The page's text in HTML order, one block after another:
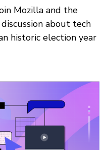
Mozilla and the
about tech
historic election year